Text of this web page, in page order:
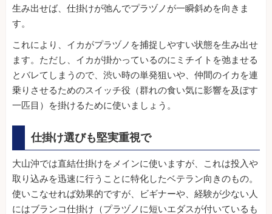
生み出せば、仕掛けが弛んでプラヅノが一瞬斜めを向きま
す。
これにより、イカがプラヅノを捕捉しやすい状態を生み出せ
ます。ただし、イカが掛かっているのにミチイトを弛ませる
とバレてしまうので、渋い時の単発狙いや、仲間のイカを連
乗りさせるためのスイッチ役（群れの食い気に影響を及ぼす
一匹目）を掛けるために使いましょう。
仕掛け選びも堅実重視で
大山沖では直結仕掛けをメインに使いますが、これは投入や
取り込みを迅速に行うことに特化したベテラン向きのもの。
使いこなせれば効果的ですが、ビギナーや、経験が少ない人
にはブランコ仕掛け（プラヅノに短いエダスが付いているも